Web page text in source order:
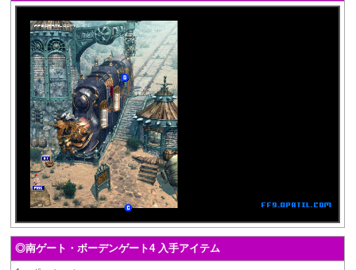
◎南ゲート・ボーデンゲート4 入手アイテム